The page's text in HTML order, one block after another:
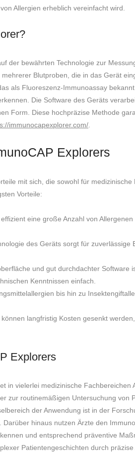
Allergien erheblich vereinfacht wird.
der bewährten Technologie zur
Blutproben, die in das Gerät
als Fluoreszenz-Immunoassay
Die Software des Geräts
Form. Diese hochpräzise Methode
immunocapexplorer.com/
Explorers
mit sich, die sowohl für
Vorteile:
eine große Anzahl von
des Geräts sorgt für zuverlässige
und gut durchdachter Software
Kenntnissen einfach.
bis hin zu
langfristig Kosten gesenkt
Explorers
in vielerlei medizinische Fachbereichen
zur routinemäßigen Untersuchung von
der Anwendung ist in der
hinaus nutzen Ärzte den
und entsprechend präventive
Patientengeschichten durch